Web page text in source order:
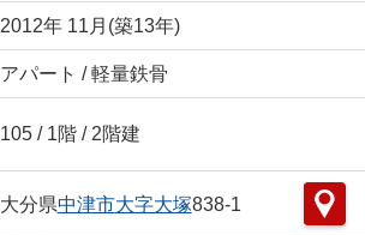
2012年 11月(築13年)
アパート / 軽量鉄骨
105 / 1階 / 2階建
大分県中津市大字大塚838-1